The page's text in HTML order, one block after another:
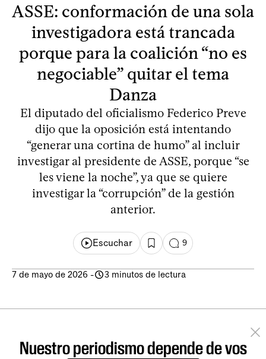
ASSE: conformación de una sola
investigadora está trancada
porque para la coalición “no es
negociable” quitar el tema
Danza
El diputado del oficialismo Federico Preve
dijo que la oposición está intentando
“generar una cortina de humo” al incluir
investigar al presidente de ASSE, porque “se
les viene la noche”, ya que se quiere
investigar la “corrupción” de la gestión
anterior.
Escuchar 9
7 de mayo de 2026 - 3 minutos de lectura
Nuestro periodismo depende de vos